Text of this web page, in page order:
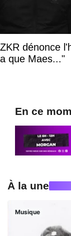
ZKR dénonce
a que Maes..."
En ce
À la une
Musique